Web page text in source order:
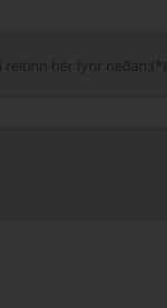
hér fyrir neðan:(*)